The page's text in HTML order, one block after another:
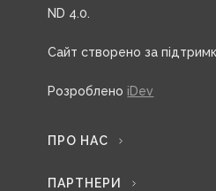
ND 4.0.
Сайт створено за
Розроблено iDev
ПРО НАС
ПАРТНЕРИ